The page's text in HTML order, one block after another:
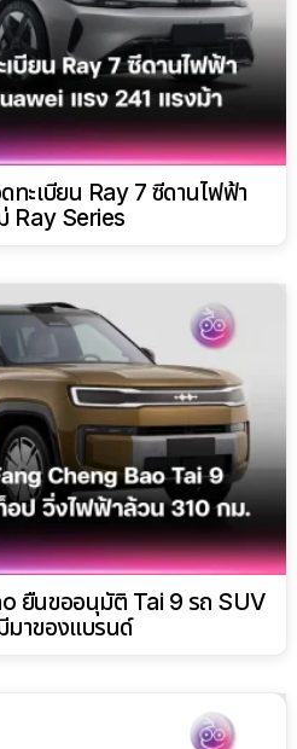
ทะเบียน Ray 7 ซีดานไฟฟ้า
Ray Series
ยื่นขออนุมัติ Tai 9 รถ SUV
มาของแบรนด์